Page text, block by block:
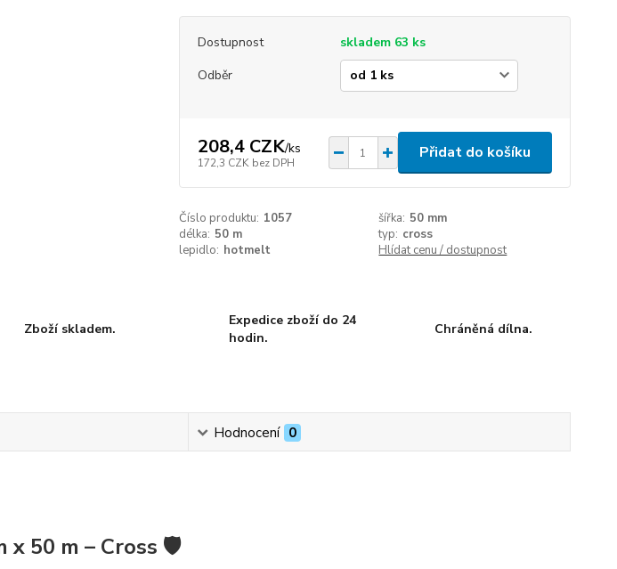
Dostupnost
skladem 63 ks
Odběr
208,4 CZK/ks
172,3 CZK bez DPH
Přidat do košíku
Číslo produktu: 1057 šířka: 50 mm
délka: 50 m typ: cross
lepidlo: hotmelt Hlídat cenu / dostupnost
Zboží skladem.
Expedice zboží do 24
hodin.
Chráněná dílna.
Hodnocení 0
x 50 m – Cross 🛡️